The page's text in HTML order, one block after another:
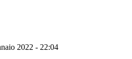
2022 - 22:04